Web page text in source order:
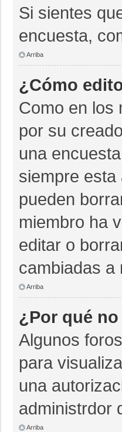
Si sientes
encuesta,
Arriba
¿Cómo
Como en los
por su
una
siempre
pueden
miembro ha
editar o
cambiadas a
Arriba
¿Por qué
Algunos
para
una
administrdor
Arriba